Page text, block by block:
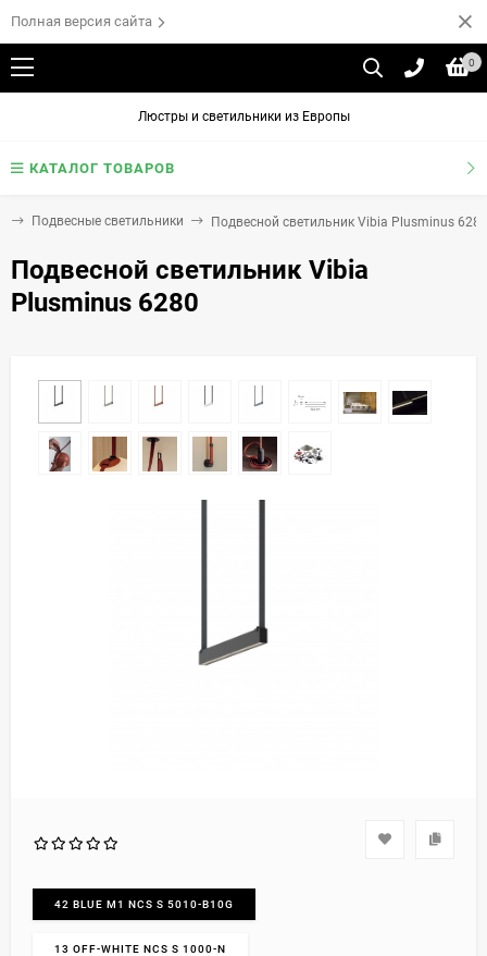
Полная версия сайта
0
Люстры и светильники из Европы
КАТАЛОГ ТОВАРОВ
Подвесные светильники Подвесной светильник Vibia Plusminus 6280
Подвесной светильник Vibia
Plusminus 6280
42 BLUE M1 NCS S 5010-B10G
13 OFF-WHITE NCS S 1000-N